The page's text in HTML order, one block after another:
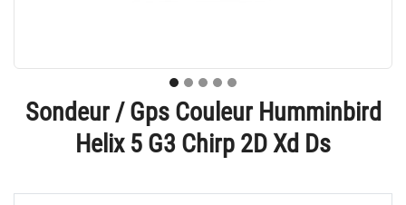
Sondeur / Gps Couleur Humminbird
Helix 5 G3 Chirp 2D Xd Ds